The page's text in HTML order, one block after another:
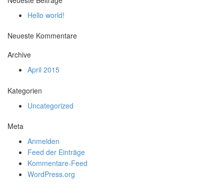
Hello world!
Neueste Kommentare
Archive
April 2015
Kategorien
Uncategorized
Meta
Anmelden
Feed der Einträge
Kommentare-Feed
WordPress.org